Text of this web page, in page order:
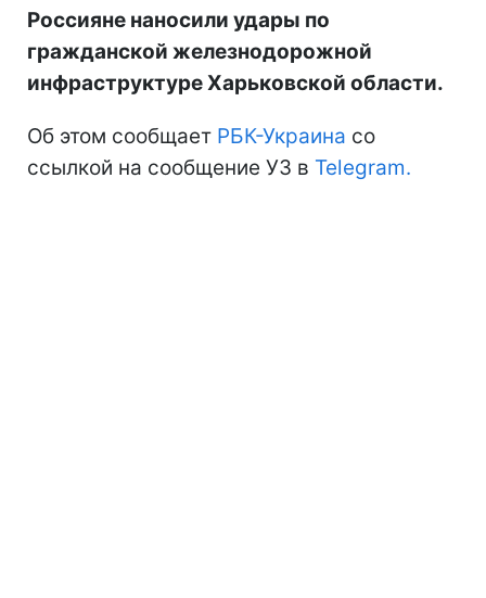
Россияне наносили удары по
гражданской железнодорожной
инфраструктуре Харьковской области.
Об этом сообщает РБК-Украина со
ссылкой на сообщение УЗ в Telegram.